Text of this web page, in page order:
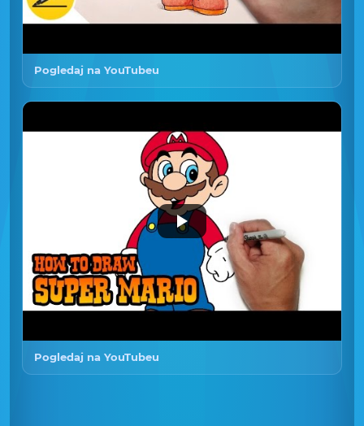
Pogledaj na YouTubeu
Pogledaj na YouTubeu